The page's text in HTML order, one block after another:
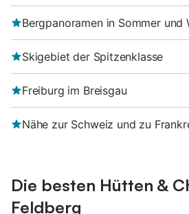
Bergpanoramen in Sommer und
Skigebiet der Spitzenklasse
Freiburg im Breisgau
Nähe zur Schweiz und zu
Die besten Hütten &
Feldberg